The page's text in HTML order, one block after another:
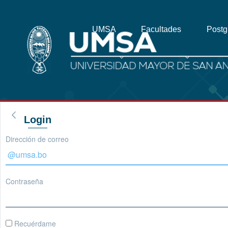
UMSA Facultades
Login
Dirección de correo
Contraseña
Recuérdame